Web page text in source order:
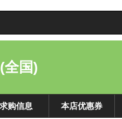
全国)
求购信息 本店优惠券